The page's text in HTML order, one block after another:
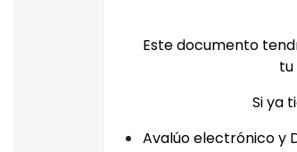
Este documento
tu
Si ya
Avalúo electrónico y